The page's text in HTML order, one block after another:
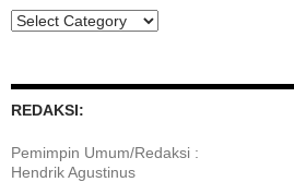
Kategori
Berita
REDAKSI:
Pemimpin Umum/Redaksi :
Hendrik Agustinus